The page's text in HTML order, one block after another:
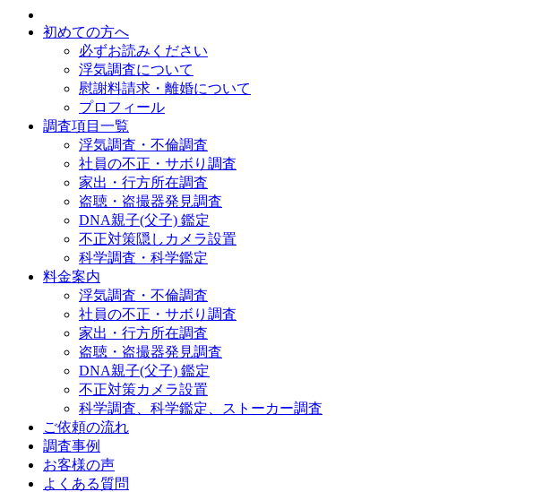
初めての方へ
必ずお読みください
浮気調査について
慰謝料請求・離婚について
プロフィール
調査項目一覧
浮気調査・不倫調査
社員の不正・サボり調査
家出・行方所在調査
盗聴・盗撮器発見調査
DNA親子(父子) 鑑定
不正対策隠しカメラ設置
科学調査・科学鑑定
料金案内
浮気調査・不倫調査
社員の不正・サボり調査
家出・行方所在調査
盗聴・盗撮器発見調査
DNA親子(父子) 鑑定
不正対策カメラ設置
科学調査、科学鑑定、ストーカー調査
ご依頼の流れ
調査事例
お客様の声
よくある質問